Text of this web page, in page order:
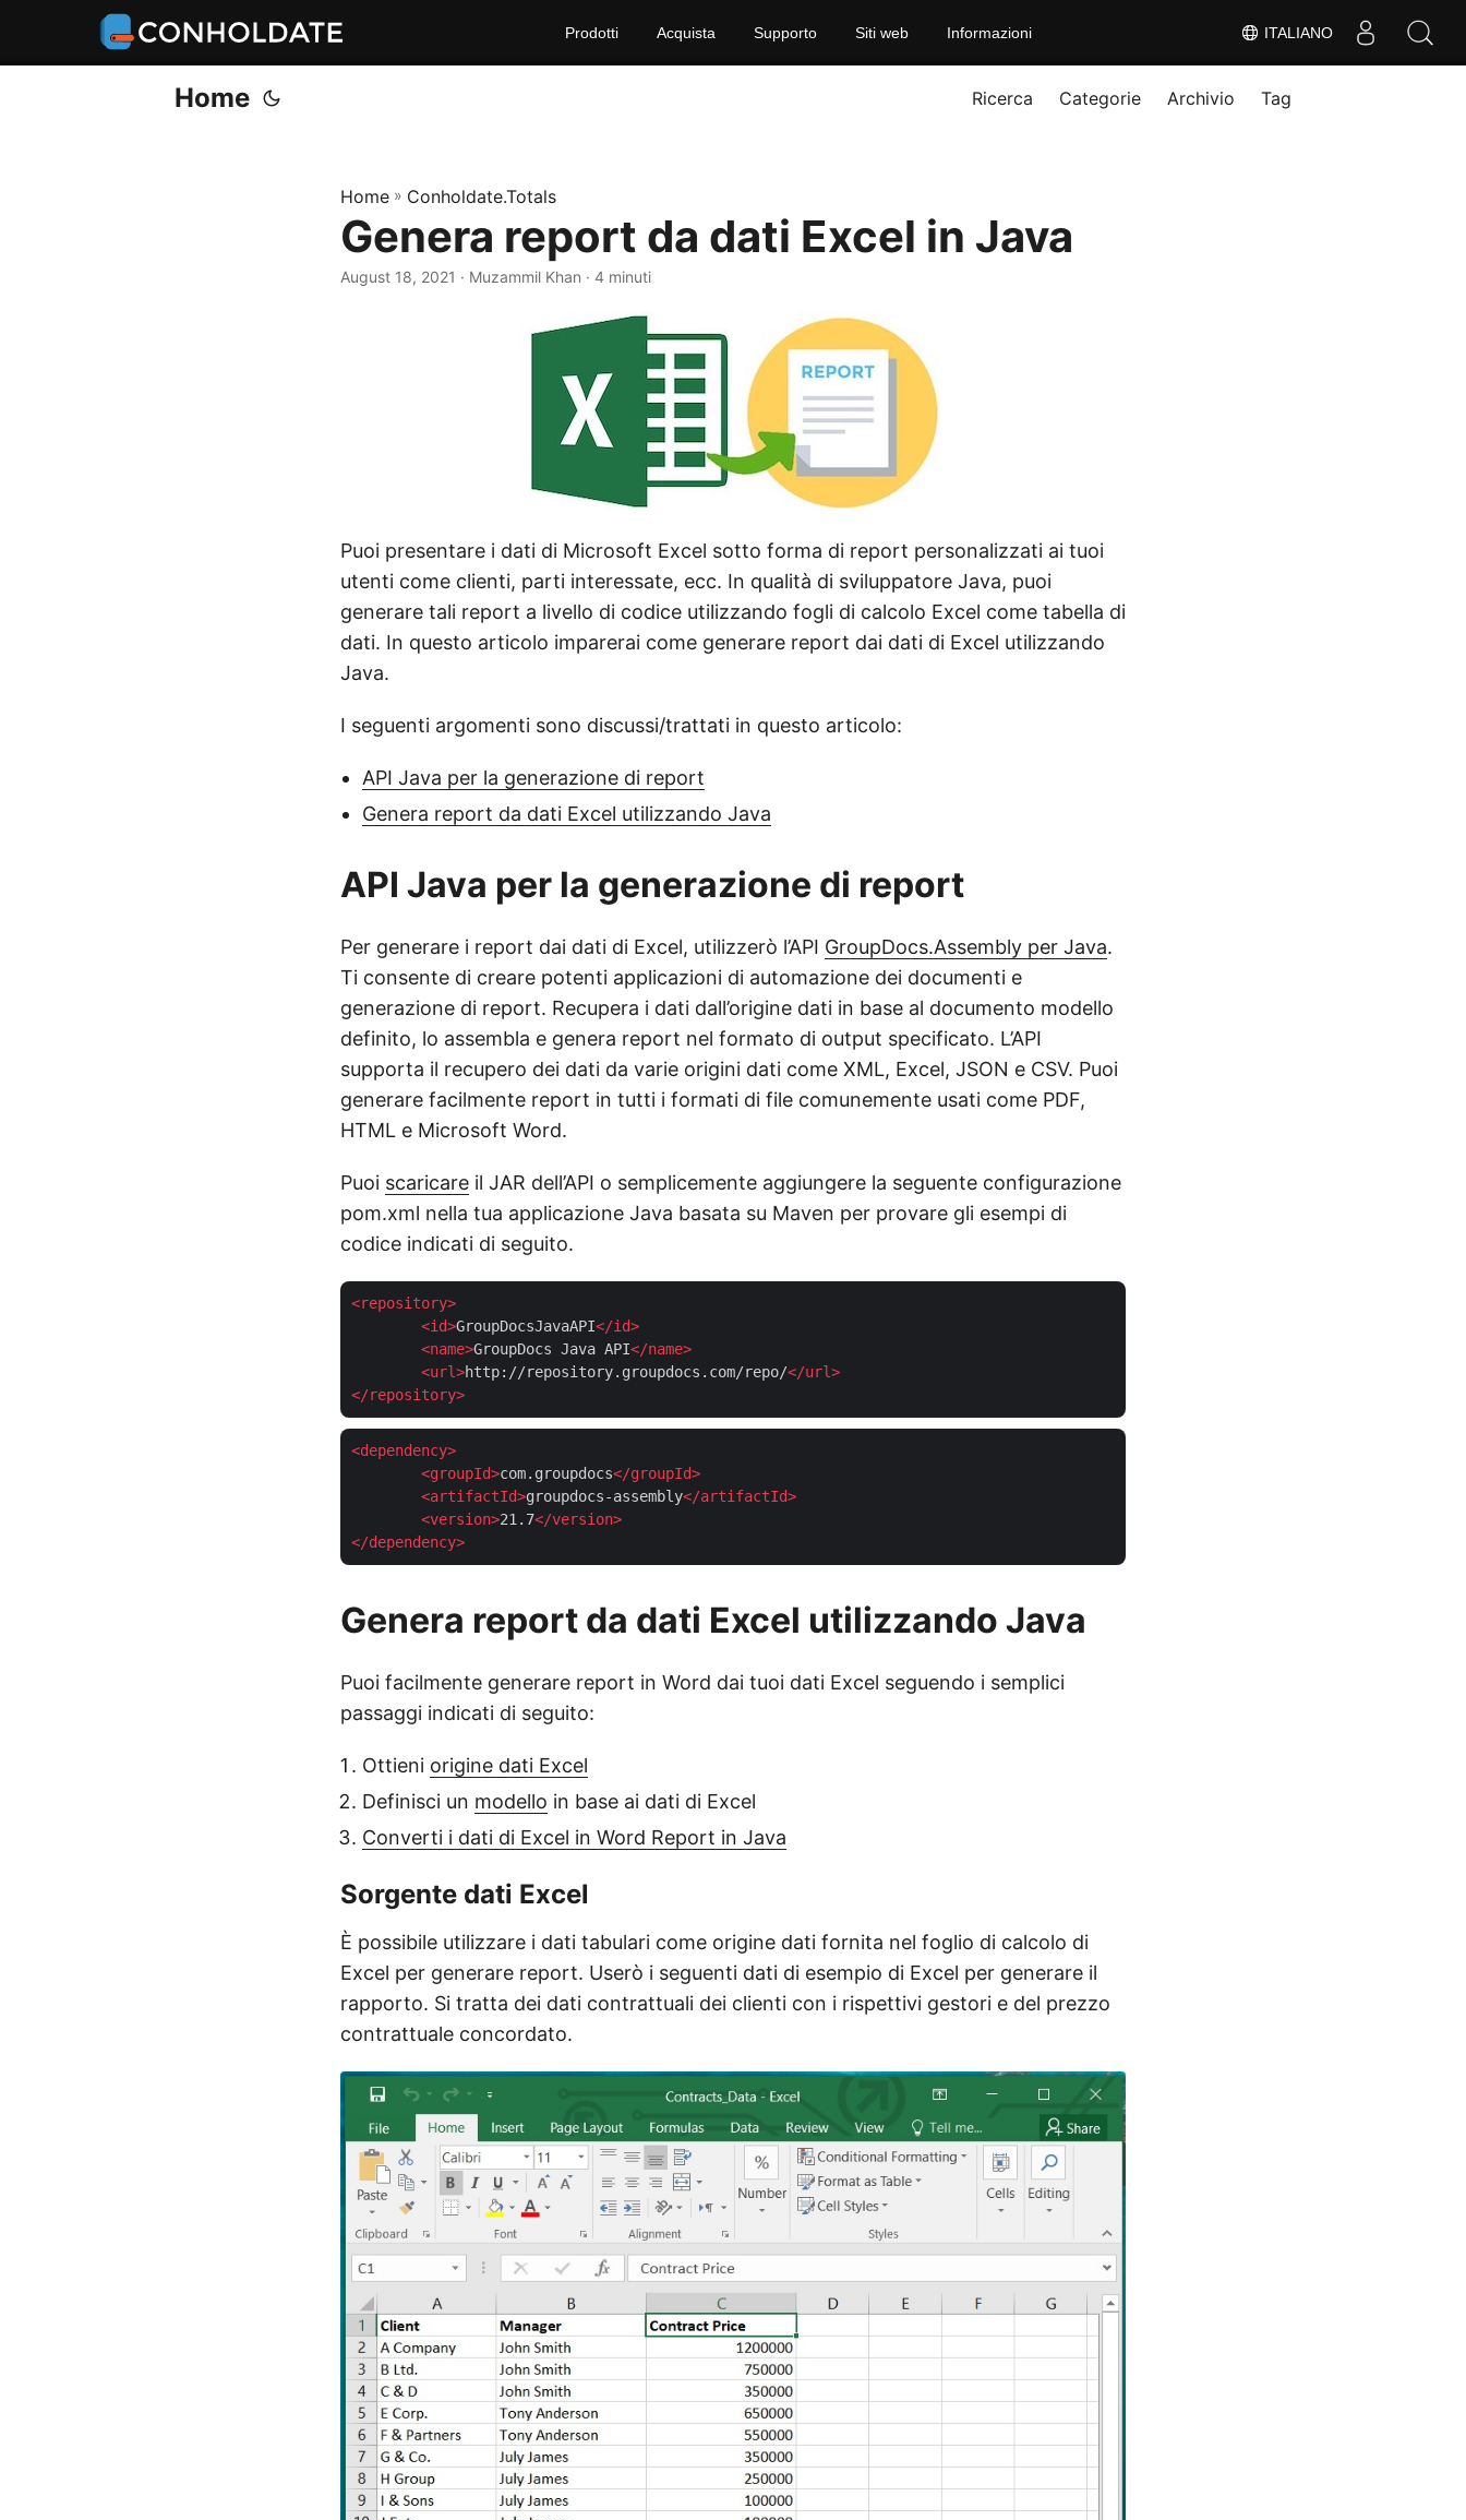
ITALIANO
Prodotti Acquista Supporto Siti web Informazioni
Home Ricerca Categorie Archivio Tag
Home » Conholdate.Totals
Genera report da dati Excel in Java
August 18, 2021 ‎ · Muzammil Khan · 4 minuti
Puoi presentare i dati di Microsoft Excel sotto forma di report personalizzati ai tuoi
utenti come clienti, parti interessate, ecc. In qualità di sviluppatore Java, puoi
generare tali report a livello di codice utilizzando fogli di calcolo Excel come tabella di
dati. In questo articolo imparerai come generare report dai dati di Excel utilizzando
Java.
I seguenti argomenti sono discussi/trattati in questo articolo:
API Java per la generazione di report
Genera report da dati Excel utilizzando Java
API Java per la generazione di report
Per generare i report dai dati di Excel, utilizzerò l’API GroupDocs.Assembly per Java.
Ti consente di creare potenti applicazioni di automazione dei documenti e
generazione di report. Recupera i dati dall’origine dati in base al documento modello
definito, lo assembla e genera report nel formato di output specificato. L’API
supporta il recupero dei dati da varie origini dati come XML, Excel, JSON e CSV. Puoi
generare facilmente report in tutti i formati di file comunemente usati come PDF,
HTML e Microsoft Word.
Puoi scaricare il JAR dell’API o semplicemente aggiungere la seguente configurazione
pom.xml nella tua applicazione Java basata su Maven per provare gli esempi di
codice indicati di seguito.
<repository>
<id>GroupDocsJavaAPI</id>
<name>GroupDocs Java API</name>
<url>http://repository.groupdocs.com/repo/</url>
</repository>
<dependency>
<groupId>com.groupdocs</groupId>
<artifactId>groupdocs-assembly</artifactId>
<version>21.7</version>
</dependency>
Genera report da dati Excel utilizzando Java
Puoi facilmente generare report in Word dai tuoi dati Excel seguendo i semplici
passaggi indicati di seguito:
Ottieni origine dati Excel
Definisci un modello in base ai dati di Excel
Converti i dati di Excel in Word Report in Java
Sorgente dati Excel
È possibile utilizzare i dati tabulari come origine dati fornita nel foglio di calcolo di
Excel per generare report. Userò i seguenti dati di esempio di Excel per generare il
rapporto. Si tratta dei dati contrattuali dei clienti con i rispettivi gestori e del prezzo
contrattuale concordato.